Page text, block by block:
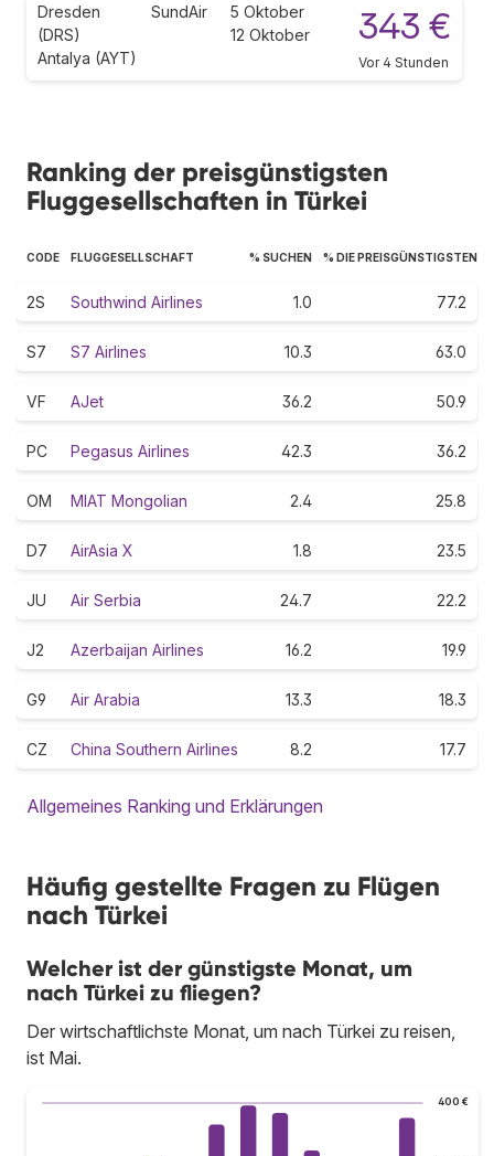
Dresden
(DRS)
Antalya (AYT)
SundAir
5 Oktober
12 Oktober
343 €
Vor 4 Stunden
Ranking der preisgünstigsten
Fluggesellschaften in Türkei
CODE FLUGGESELLSCHAFT % SUCHEN % DIE PREISGÜNSTIGSTEN
2S Southwind Airlines 1.0 77.2
S7 S7 Airlines 10.3 63.0
VF AJet 36.2 50.9
PC Pegasus Airlines 42.3 36.2
OM MIAT Mongolian 2.4 25.8
D7 AirAsia X 1.8 23.5
JU Air Serbia 24.7 22.2
J2 Azerbaijan Airlines 16.2 19.9
G9 Air Arabia 13.3 18.3
CZ China Southern Airlines 8.2 17.7
Allgemeines Ranking und Erklärungen
Häufig gestellte Fragen zu Flügen
nach Türkei
Welcher ist der günstigste Monat, um
nach Türkei zu fliegen?
Der wirtschaftlichste Monat, um nach Türkei zu reisen,
ist Mai.
400 €